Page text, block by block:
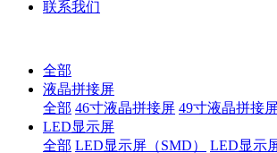
联系我们
全部
液晶拼接屏
全部 46寸液晶拼接屏 49寸液晶拼接
LED显示屏
全部 LED显示屏（SMD）
LED显示